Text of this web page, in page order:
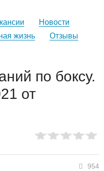
Новости
жизнь
Отзывы
по боксу.
от
954